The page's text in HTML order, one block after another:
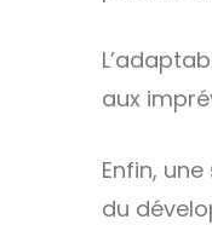
aux
Enfin,
du